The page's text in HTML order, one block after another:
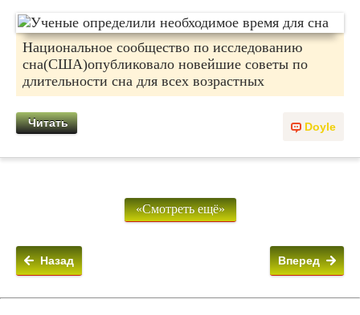
Национальное сообщество по исследованию
сна(США)опубликовало новейшие советы по
длительности сна для всех возрастных
Doyle
Читать
«Смотреть ещё»
Вперед
Назад